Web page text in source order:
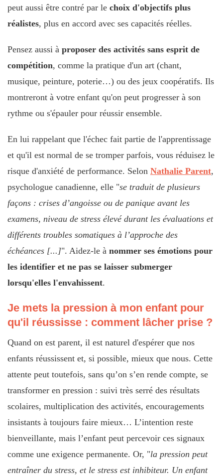
peut aussi être contré par le choix d'objectifs plus
réalistes, plus en accord avec ses capacités réelles.
Pensez aussi à proposer des activités sans esprit de
compétition, comme la pratique d'un art (chant,
musique, peinture, poterie…) ou des jeux coopératifs. Ils
montreront à votre enfant qu'on peut progresser à son
rythme ou s'épauler pour réussir ensemble.
En lui rappelant que l'échec fait partie de l'apprentissage
et qu'il est normal de se tromper parfois, vous réduisez le
risque d'anxiété de performance. Selon Nathalie Parent,
psychologue canadienne, elle "se traduit de plusieurs
façons : crises d’angoisse ou de panique avant les
examens, niveau de stress élevé durant les évaluations et
différents troubles somatiques à l’approche des
échéances [...]". Aidez-le à nommer ses émotions pour
les identifier et ne pas se laisser submerger
lorsqu'elles l'envahissent.
Je mets la pression à mon enfant pour
qu'il réussisse : comment lâcher prise ?
Quand on est parent, il est naturel d'espérer que nos
enfants réussissent et, si possible, mieux que nous. Cette
attente peut toutefois, sans qu’on s’en rende compte, se
transformer en pression : suivi très serré des résultats
scolaires, multiplication des activités, encouragements
insistants à toujours faire mieux… L’intention reste
bienveillante, mais l’enfant peut percevoir ces signaux
comme une exigence permanente. Or, "la pression peut
entraîner du stress, et le stress est inhibiteur. Un enfant